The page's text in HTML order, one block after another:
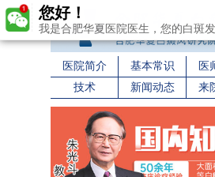
医院简介 基本常识
医
技术
新闻动态 来
您好！
我是合肥华夏医院医生，您的白斑